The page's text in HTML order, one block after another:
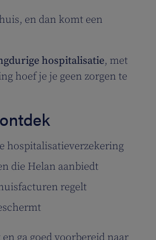
en dan komt een
hospitalisatie, met
hoef je je geen zorgen te
hospitalisatieverzekering
die Helan aanbiedt
regelt